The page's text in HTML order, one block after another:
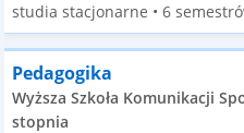
studia stacjonarne • 6
Pedagogika
Wyższa Szkoła Komunikacji
stopnia